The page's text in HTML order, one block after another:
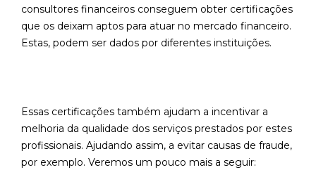
consultores financeiros conseguem obter certificações
que os deixam aptos para atuar no mercado financeiro.
Estas, podem ser dados por diferentes instituições.
Essas certificações também ajudam a incentivar a
melhoria da qualidade dos serviços prestados por estes
profissionais. Ajudando assim, a evitar causas de fraude,
por exemplo. Veremos um pouco mais a seguir: